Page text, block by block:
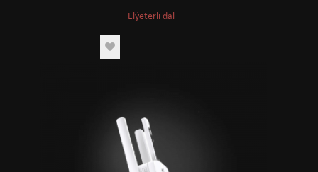
Elýeterli däl